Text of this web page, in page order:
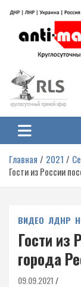
содержимому
на
гражданской
ЛНР и других
Главная 2021
Гости из России
ВИДЕО ЛДНР
Гости из
города
09.09.2021